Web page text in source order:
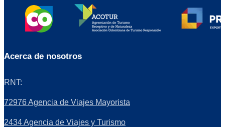
Acerca de nosotros
RNT:
72976 Agencia de Viajes Mayorista
2434 Agencia de Viajes y Turismo